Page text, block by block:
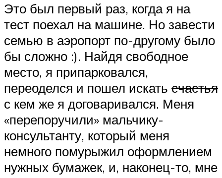
Это был первый раз, когда я на
тест поехал на машине. Но завести
семью в аэропорт по-другому было
бы сложно :). Найдя свободное
место, я припарковался,
переоделся и пошел искать счастья
с кем же я договаривался. Меня
«перепоручили» мальчику-
консультанту, который меня
немного помурыжил оформлением
нужных бумажек, и, наконец-то, мне